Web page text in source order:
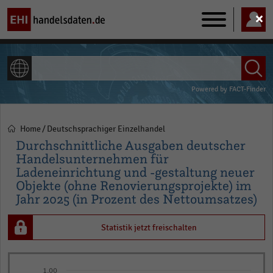
Main
navigation
Powered by FACT-Finder
Pfadnavigation
Home Deutschsprachiger Einzelhandel
Durchschnittliche Ausgaben deutscher
Handelsunternehmen für
Ladeneinrichtung und -gestaltung neuer
Objekte (ohne Renovierungsprojekte) im
Jahr 2025 (in Prozent des Nettoumsatzes)
Statistik jetzt freischalten
1,00